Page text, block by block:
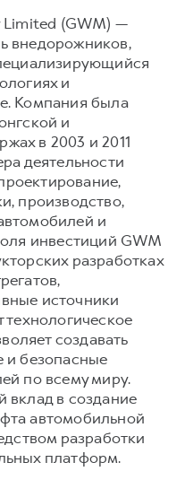
Limited (GWM) —
внедорожников,
и
Компания была
и
в 2003 и 2011
деятельности
производство,
и
инвестиций GWM
разработках
источники
технологическое
создавать
и безопасные
по всему миру.
вклад в создание
автомобильной
разработки
платформ.